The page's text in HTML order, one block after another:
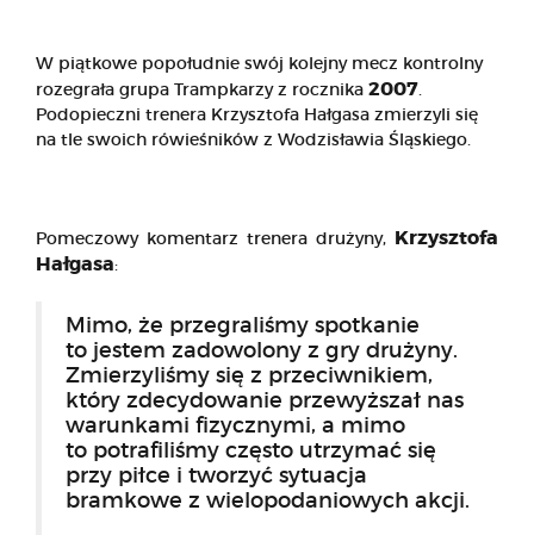
W piątkowe popołudnie swój kolejny mecz kontrolny
rozegrała grupa Trampkarzy z rocznika 2007.
Podopieczni trenera Krzysztofa Hałgasa zmierzyli się
na tle swoich rówieśników z Wodzisławia Śląskiego.
Pomeczowy komentarz trenera drużyny, Krzysztofa
Hałgasa:
Mimo, że przegraliśmy spotkanie
to jestem zadowolony z gry drużyny.
Zmierzyliśmy się z przeciwnikiem,
który zdecydowanie przewyższał nas
warunkami fizycznymi, a mimo
to potrafiliśmy często utrzymać się
przy piłce i tworzyć sytuacja
bramkowe z wielopodaniowych akcji.